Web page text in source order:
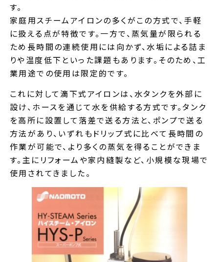
す。
家庭用スチームアイロンの多くがこの方式で、手軽
に扱える点が特徴です。一方で、蒸気量が限られる
ため長時間の連続使用には向かず、水垢による詰ま
りや温度低下といった課題もあります。そのため、工
業用途での使用は限定的です。
これに対して滴下式アイロンは、水タンクを外部に
設け、ホースを通じて水を供給する方式です。タンク
を高所に設置して落差で送る方法と、ポンプで送る
方法があり、いずれもドリップ式に比べて長時間の
作業が可能で、より多くの蒸気を得ることができま
す。主にリフォームや家内縫製など、小規模な現場で
使用されてきました。